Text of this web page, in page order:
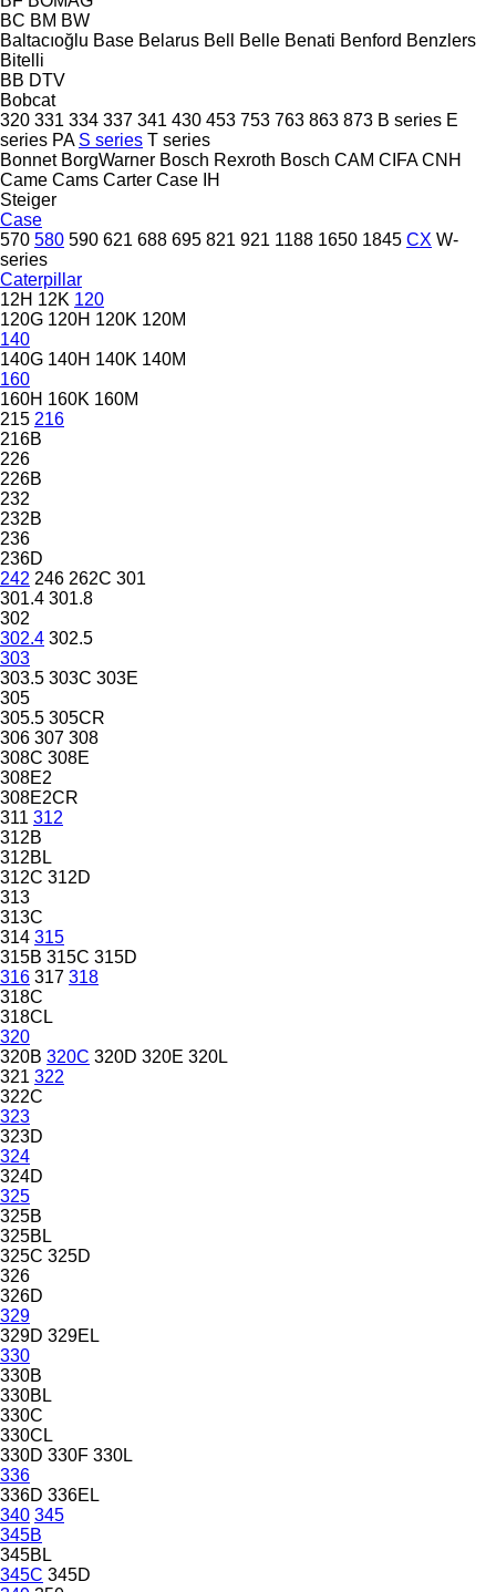
BC BM BW
Baltacıoğlu Base Belarus Bell Belle Benati Benford Benzlers
Bitelli
BB DTV
Bobcat
320 331 334 337 341 430 453 753 763 863 873 B series E
series PA S series T series
Bonnet BorgWarner Bosch Rexroth Bosch CAM CIFA CNH
Came Cams Carter Case IH
Steiger
Case
570 580 590 621 688 695 821 921 1188 1650 1845 CX W-
series
Caterpillar
12H 12K 120
120G 120H 120K 120M
140
140G 140H 140K 140M
160
160H 160K 160M
215 216
216B
226
226B
232
232B
236
236D
242 246 262C 301
301.4 301.8
302
302.4 302.5
303
303.5 303C 303E
305
305.5 305CR
306 307 308
308C 308E
308E2
308E2CR
311 312
312B
312BL
312C 312D
313
313C
314 315
315B 315C 315D
316 317 318
318C
318CL
320
320B 320C 320D 320E 320L
321 322
322C
323
323D
324
324D
325
325B
325BL
325C 325D
326
326D
329
329D 329EL
330
330B
330BL
330C
330CL
330D 330F 330L
336
336D 336EL
340 345
345B
345BL
345C 345D